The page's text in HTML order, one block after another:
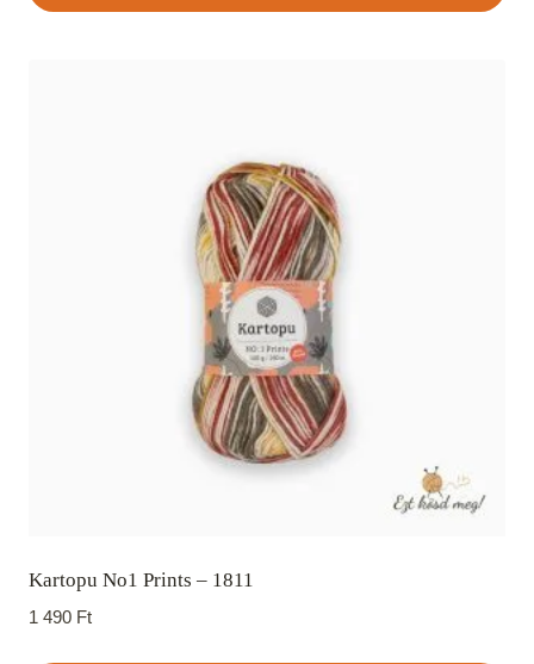
Kartopu No1 Prints – 1811
1 490 Ft